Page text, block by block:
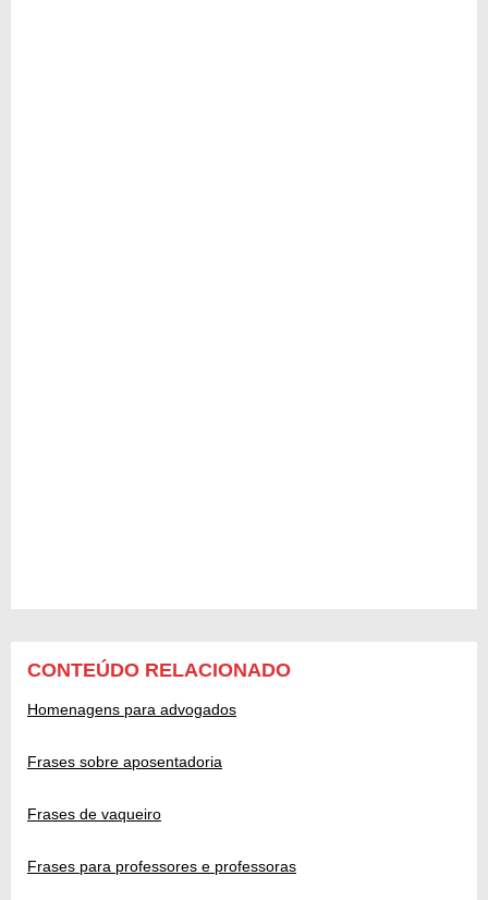
CONTEÚDO RELACIONADO
Homenagens para advogados
Frases sobre aposentadoria
Frases de vaqueiro
Frases para professores e professoras